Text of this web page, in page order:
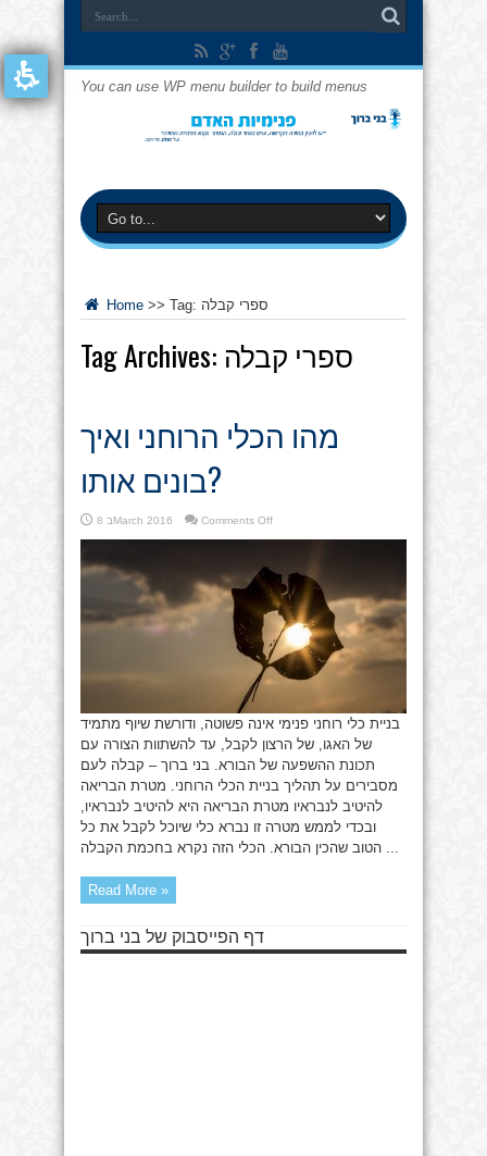
You can use WP menu builder to build menus
Home >> Tag: ספרי קבלה
Tag Archives: ספרי קבלה
מהו הכלי הרוחני ואיך
בונים אותו?
8 בMarch 2016 Comments Offon
הכלי
בונים
אותו?
בניית כלי רוחני פנימי אינה פשוטה, ודורשת שיוף מתמיד
של האגו, של הרצון לקבל, עד להשתוות הצורה עם
תכונת ההשפעה של הבורא. בני ברוך – קבלה לעם
מסבירים על תהליך בניית הכלי הרוחני. מטרת הבריאה
להיטיב לנבראיו מטרת הבריאה היא להיטיב לנבראיו,
ובכדי לממש מטרה זו נברא כלי שיוכל לקבל את כל
הטוב שהכין הבורא. הכלי הזה נקרא בחכמת הקבלה ...
Read More »
דף הפייסבוק של בני ברוך